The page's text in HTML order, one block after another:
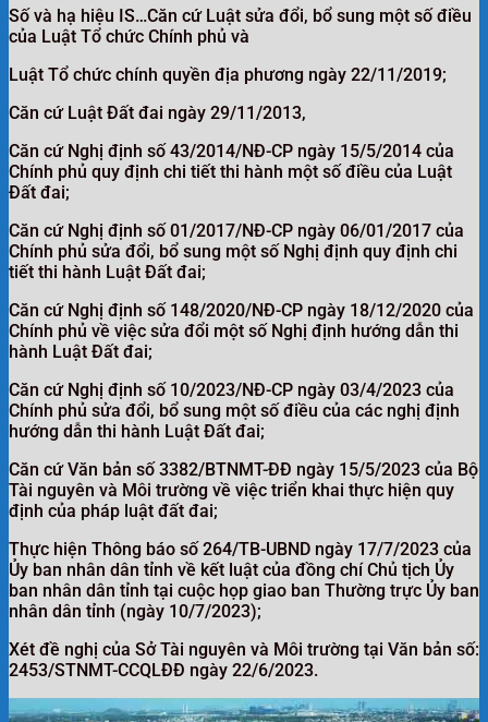
Số và hạ hiệu IS…Căn cứ Luật sửa đổi, bổ sung một số điều
của Luật Tổ chức Chính phủ và
Luật Tổ chức chính quyền địa phương ngày 22/11/2019;
Căn cứ Luật Đất đai ngày 29/11/2013,
Căn cứ Nghị định số 43/2014/NĐ-CP ngày 15/5/2014 của
Chính phủ quy định chi tiết thi hành một số điều của Luật
Đất đai;
Căn cứ Nghị định số 01/2017/NĐ-CP ngày 06/01/2017 của
Chính phủ sửa đổi, bổ sung một số Nghị định quy định chi
tiết thi hành Luật Đất đai;
Căn cứ Nghị định số 148/2020/NĐ-CP ngày 18/12/2020 của
Chính phủ về việc sửa đổi một số Nghị định hướng dẫn thi
hành Luật Đất đai;
Căn cứ Nghị định số 10/2023/NĐ-CP ngày 03/4/2023 của
Chính phủ sửa đổi, bổ sung một số điều của các nghị định
hướng dẫn thi hành Luật Đất đai;
Căn cứ Văn bản số 3382/BTNMT-ĐĐ ngày 15/5/2023 của Bộ
Tài nguyên và Môi trường về việc triển khai thực hiện quy
định của pháp luật đất đai;
Thực hiện Thông báo số 264/TB-UBND ngày 17/7/2023 của
Ủy ban nhân dân tỉnh về kết luật của đồng chí Chủ tịch Ủy
ban nhân dân tỉnh tại cuộc họp giao ban Thường trực Ủy ban
nhân dân tỉnh (ngày 10/7/2023);
Xét đề nghị của Sở Tài nguyên và Môi trường tại Văn bản số:
2453/STNMT-CCQLĐĐ ngày 22/6/2023.